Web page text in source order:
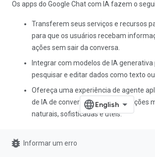
Os apps do Google Chat com IA fazem o
Transferem seus serviços e recursos
para que os usuários recebam
ações sem sair da conversa.
Integrar com modelos de IA generativa
pesquisar e editar dados como texto ou
Ofereça uma experiência de agente
de IA de conversação para interações
naturais, sofisticadas e úteis.
Por que integrar os apps do
à IA?
bug_report Informar um erro